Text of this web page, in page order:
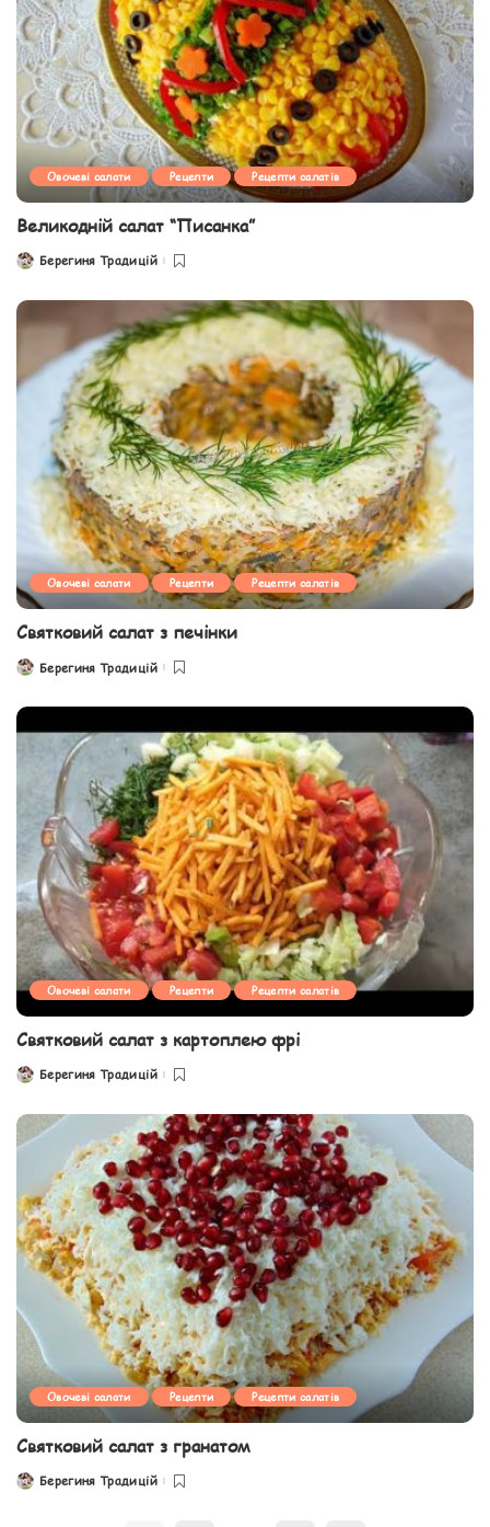
Овочеві салати Рецепти Рецепти салатів
Великодній салат “Писанка”
PostedБерегиня Традицій
Овочеві салати Рецепти Рецепти салатів
Святковий салат з печінки
PostedБерегиня Традицій
Овочеві салати Рецепти Рецепти салатів
Святковий салат з картоплею фрі
PostedБерегиня Традицій
Овочеві салати Рецепти Рецепти салатів
Святковий салат з гранатом
PostedБерегиня Традицій